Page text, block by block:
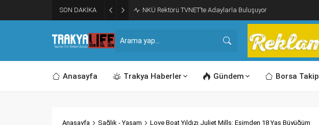
SON DAKİKA NKÜ Rektörü TVNET’te Adaylarla Buluşuyor
Anasayfa Trakya Haberler Gündem Borsa Takip
Anasayfa Sağlık - Yaşam Love Boat Yıldızı Juliet Mills: Eşimden 18 Yaş Büyüğüm